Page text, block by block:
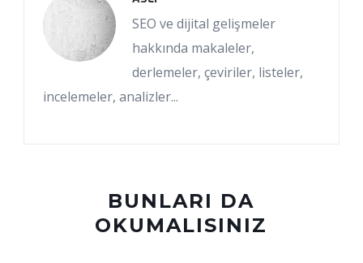
SEO ve dijital gelişmeler
hakkında makaleler,
derlemeler, çeviriler, listeler,
incelemeler, analizler...
BUNLARI DA
OKUMALISINIZ